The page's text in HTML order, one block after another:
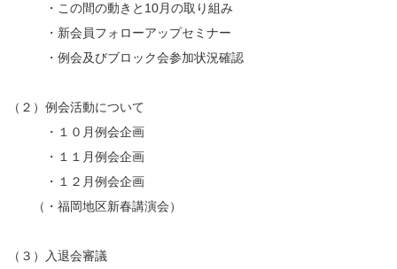
・この間の動きと10月の取り組み
・新会員フォローアップセミナー
・例会及びブロック会参加状況確認
（２）例会活動について
・１０月例会企画
・１１月例会企画
・１２月例会企画
（・福岡地区新春講演会）
（３）入退会審議